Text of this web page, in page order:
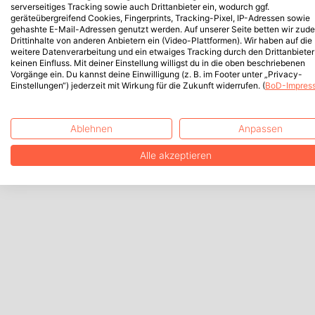
serverseitiges Tracking sowie auch Drittanbieter ein, wodurch ggf.
geräteübergreifend Cookies, Fingerprints, Tracking-Pixel, IP-Adressen sowie
gehashte E-Mail-Adressen genutzt werden. Auf unserer Seite betten wir
Drittinhalte von anderen Anbietern ein (Video-Plattformen). Wir haben auf die
weitere Datenverarbeitung und ein etwaiges Tracking durch den Drittanbieter
keinen Einfluss. Mit deiner Einstellung willigst du in die oben beschriebenen
Vorgänge ein. Du kannst deine Einwilligung (z. B. im Footer unter „Privacy-
Einstellungen“) jederzeit mit Wirkung für die Zukunft widerrufen. (BoD-
Ablehnen Anpassen
Alle akzeptieren